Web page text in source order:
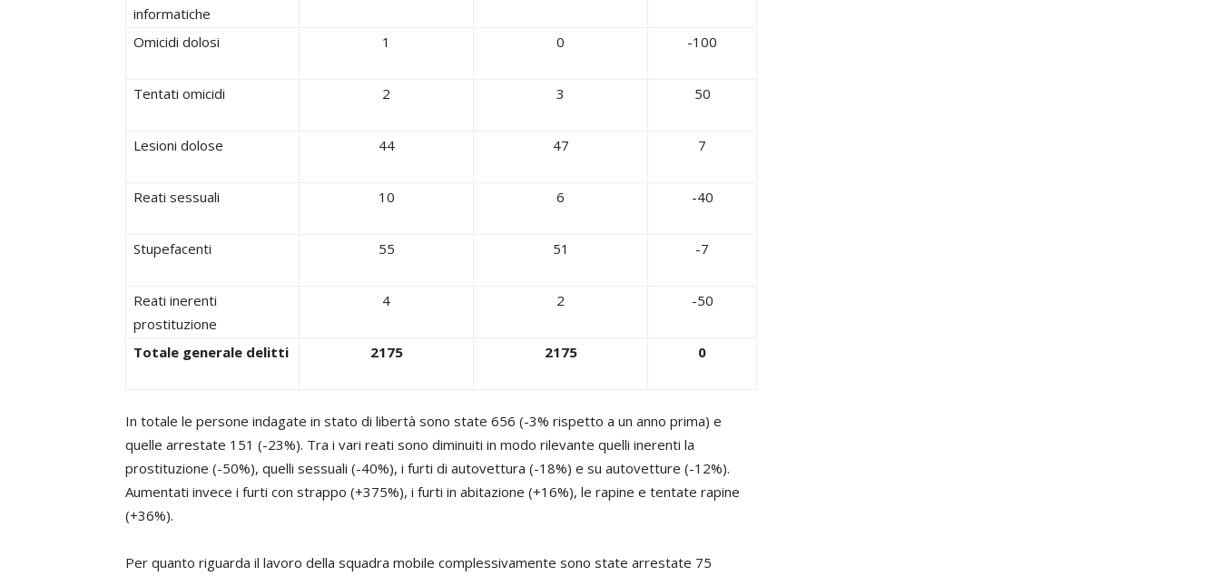
informatiche
Omicidi dolosi 1 0 -100
Tentati omicidi 2 3 50
Lesioni dolose 44 47 7
Reati sessuali 10 6 -40
Stupefacenti 55 51 -7
Reati inerenti
prostituzione
4 2 -50
Totale generale delitti 2175 2175 0
In totale le persone indagate in stato di libertà sono state 656 (-3% rispetto a un anno prima) e
quelle arrestate 151 (-23%). Tra i vari reati sono diminuiti in modo rilevante quelli inerenti la
prostituzione (-50%), quelli sessuali (-40%), i furti di autovettura (-18%) e su autovetture (-12%).
Aumentati invece i furti con strappo (+375%), i furti in abitazione (+16%), le rapine e tentate rapine
(+36%).
Per quanto riguarda il lavoro della squadra mobile complessivamente sono state arrestate 75